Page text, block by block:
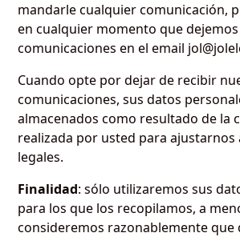
mandarle cualquier comunicación,
en cualquier momento que
comunicaciones en el email
Cuando opte por dejar de recibir
comunicaciones, sus datos
almacenados como resultado de la
realizada por usted para ajustarnos
legales.
Finalidad: sólo utilizaremos sus
para los que los recopilamos, a
consideremos razonablemente que